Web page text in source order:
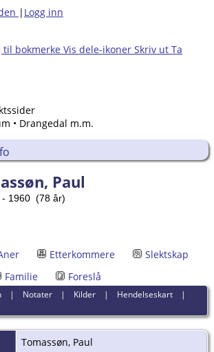
| Logg inn
til bokmerke Vis dele-ikoner Skriv ut Ta
• Drangedal m.m.
Paul
- 1960 (78 år)
Etterkommere
Slektskap
Familie Foreslå
| Notater | Kilder | Hendelseskart |
Tomassøn, Paul